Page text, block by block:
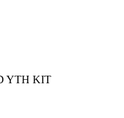
YTH KIT